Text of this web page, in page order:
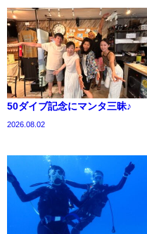
50ダイブ記念にマンタ三昧♪
2026.08.02